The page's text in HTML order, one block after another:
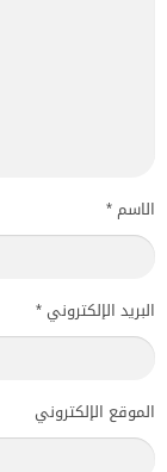
الاسم*
البريد الإلكتروني *
الموقع الإلكتروني